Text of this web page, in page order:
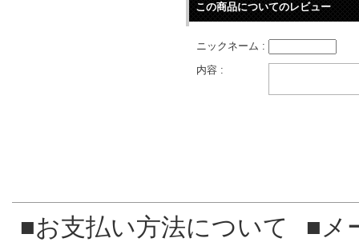
この商品についてのレビュー
ニックネーム :
内容 :
■お支払い方法について
■メ